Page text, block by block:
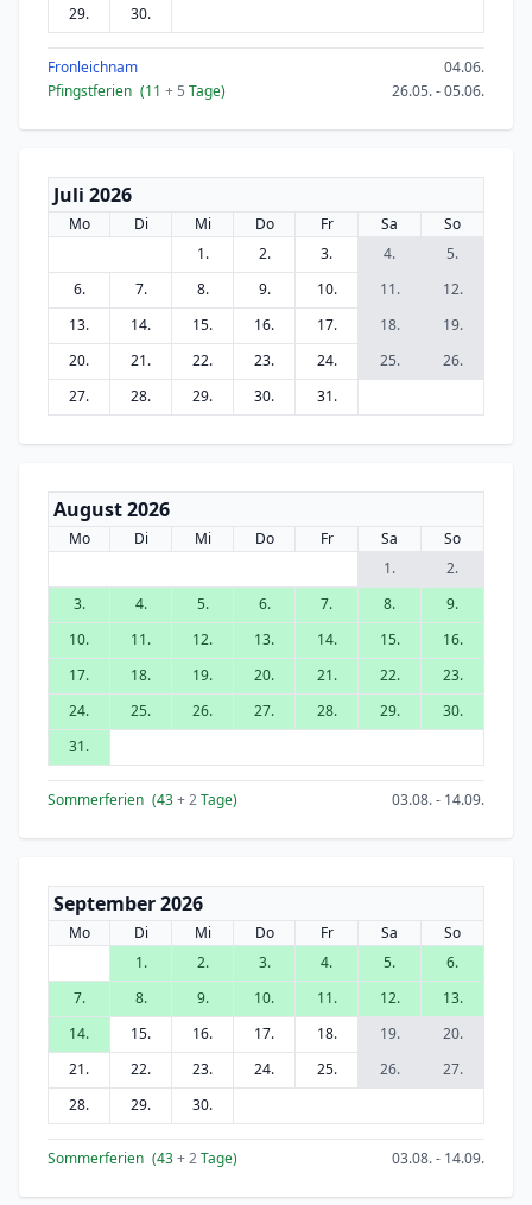
29. 30.
Fronleichnam
04.06.
Pfingstferien (11 + 5 Tage) 26.05. - 05.06.
Juli 2026
Mo Di Mi Do Fr Sa
So
1.
2. 3. 4.
5.
6.
7. 8. 9. 10. 11.
12.
13.
14. 15. 16. 17. 18.
19.
20.
21. 22. 23. 24. 25.
26.
27.
28. 29. 30. 31.
August 2026
Mo Di Mi Do Fr Sa
So
1.
2.
3.
4. 5. 6. 7. 8.
9.
10.
11. 12. 13. 14. 15.
16.
17.
18. 19. 20. 21. 22.
23.
24.
25. 26. 27. 28. 29.
30.
31.
Sommerferien (43+ 2Tage) 03.08. - 14.09.
September 2026
Mo Di Mi Do Fr Sa
So
1.
2. 3. 4. 5.
6.
7.
8. 9. 10. 11. 12.
13.
14.
15. 16. 17. 18. 19.
20.
21.
22. 23. 24. 25. 26.
27.
28.
29. 30.
Sommerferien (43+ 2Tage) 03.08. - 14.09.